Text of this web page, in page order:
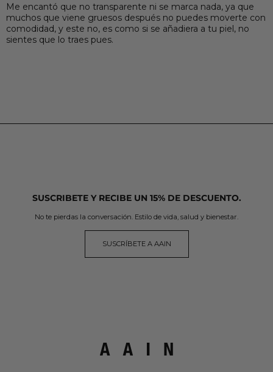
Me encantó que no transparente ni se marca nada, ya que
muchos que viene gruesos después no puedes moverte con
comodidad, y este no, es como si se añadiera a tu piel, no
sientes que lo traes pues.
SUSCRIBETE Y RECIBE UN 15% DE DESCUENTO.
No te pierdas la conversación. Estilo de vida, salud y bienestar.
SUSCRÍBETE A AAIN